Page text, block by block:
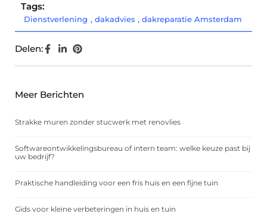
Tags:
Dienstverlening , dakadvies , dakreparatie Amsterdam
Delen:
Meer Berichten
Strakke muren zonder stucwerk met renovlies
Softwareontwikkelingsbureau of intern team: welke keuze past bij
uw bedrijf?
Praktische handleiding voor een fris huis en een fijne tuin
Gids voor kleine verbeteringen in huis en tuin